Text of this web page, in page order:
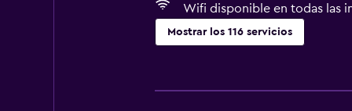
Wifi disponible en todas las
Mostrar los 116 servicios
Copas